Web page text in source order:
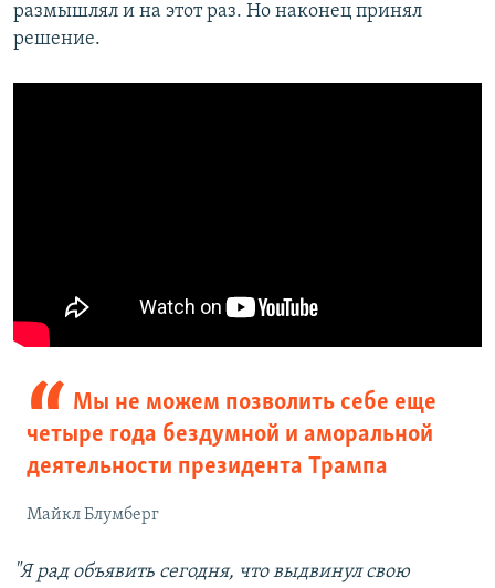
размышлял и на этот раз. Но наконец принял
решение.
Мы не можем позволить себе еще
четыре года бездумной и аморальной
деятельности президента Трампа
Майкл Блумберг
"Я рад объявить сегодня, что выдвинул свою